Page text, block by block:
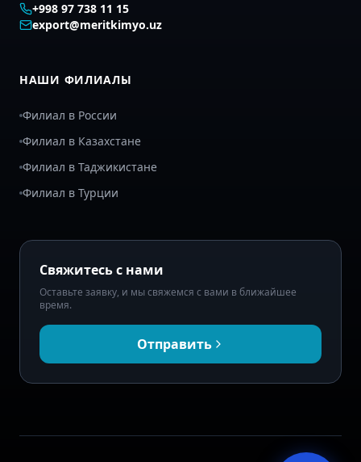
+998 97 738 11 15
export@meritkimyo.uz
НАШИ ФИЛИАЛЫ
Филиал в России
Филиал в Казахстане
Филиал в Таджикистане
Филиал в Турции
Свяжитесь с нами
Оставьте заявку, и мы свяжемся с вами в ближайшее
время.
Отправить